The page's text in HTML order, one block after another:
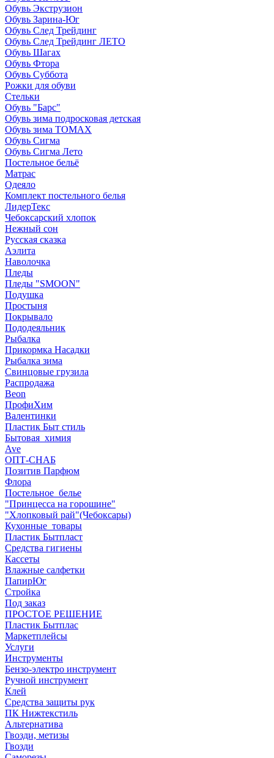
Обувь Экструзион
Обувь Зарина-Юг
Обувь След Трейдинг
Обувь След Трейдинг ЛЕТО
Обувь Шагах
Обувь Фтора
Обувь Суббота
Рожки для обуви
Стельки
Обувь "Барс"
Обувь зима подросковая детская
Обувь зима ТОМАХ
Обувь Сигма
Обувь Сигма Лето
Постельное бельё
Матрас
Одеяло
Комплект постельного белья
ЛидерТекс
Чебоксарский хлопок
Нежный сон
Русская сказка
Аэлита
Наволочка
Пледы
Пледы "SMOON"
Подушка
Простыня
Покрывало
Пододеяльник
Рыбалка
Прикормка Насадки
Рыбалка зима
Свинцовые грузила
Распродажа
Beon
ПрофиХим
Валентинки
Пластик Быт стиль
Бытовая_химия
Ave
ОПТ-СНАБ
Позитив Парфюм
Флора
Постельное_белье
"Принцесса на горошине"
"Хлопковый рай"(Чебоксары)
Кухонные_товары
Пластик Бытпласт
Средства гигиены
Кассеты
Влажные салфетки
ПапирЮг
Стройка
Под заказ
ПРОСТОЕ РЕШЕНИЕ
Пластик Бытплас
Маркетплейсы
Услуги
Инструменты
Бензо-электро инструмент
Ручной инструмент
Клей
Средства защиты рук
ПК Нижтекстиль
Альтернатива
Гвозди, метизы
Гвозди